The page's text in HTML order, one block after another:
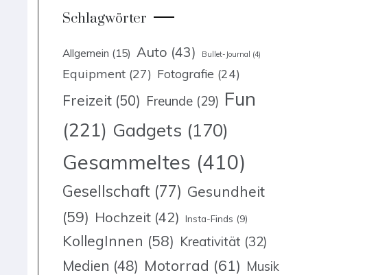
Schlagwörter
Allgemein (15) Auto (43) Bullet-Journal (4)
Equipment (27) Fotografie (24)
Freizeit (50) Freunde (29) Fun
(221) Gadgets (170)
Gesammeltes (410)
Gesellschaft (77) Gesundheit
(59) Hochzeit (42) Insta-Finds (9)
KollegInnen (58) Kreativität (32)
Medien (48) Motorrad (61) Musik